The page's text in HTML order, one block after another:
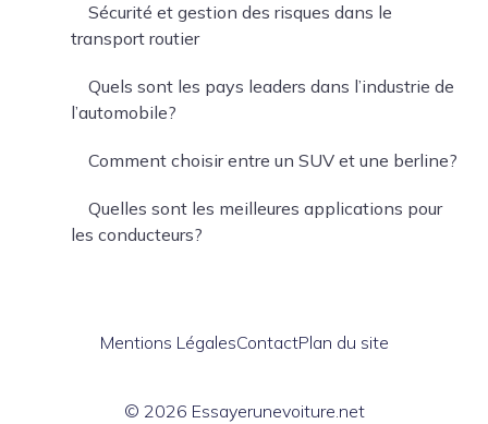
Sécurité et gestion des risques dans le
transport routier
Quels sont les pays leaders dans l’industrie de
l’automobile?
Comment choisir entre un SUV et une berline?
Quelles sont les meilleures applications pour
les conducteurs?
© 2026 Essayerunevoiture.net
Mentions LégalesContactPlan du site